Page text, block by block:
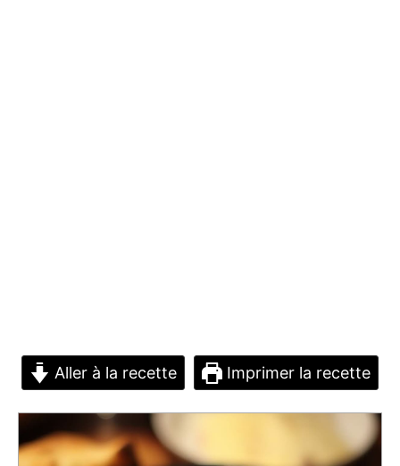
Aller à la recette Imprimer la recette